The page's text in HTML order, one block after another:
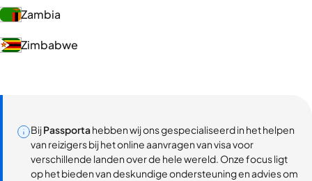
Zambia
Zimbabwe
BijPassportahebben wij ons gespecialiseerd in het helpen
van reizigers bij het online aanvragen van visa voor
verschillende landen over de hele wereld. Onze focus ligt
op het bieden van deskundige ondersteuning en advies om